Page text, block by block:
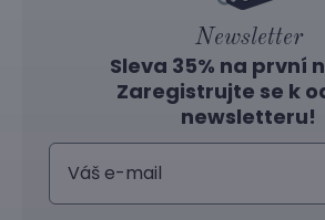
Newsletter
Sleva 35% na první
Zaregistrujte se k
newsletteru!